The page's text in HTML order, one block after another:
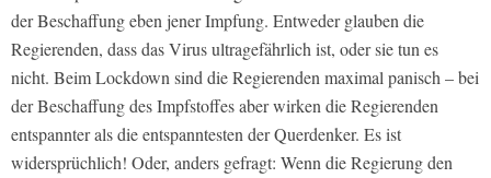
der Beschaffung eben jener Impfung. Entweder glauben die
Regierenden, dass das Virus ultragefährlich ist, oder sie tun es
nicht. Beim Lockdown sind die Regierenden maximal panisch – bei
der Beschaffung des Impfstoffes aber wirken die Regierenden
entspannter als die entspanntesten der Querdenker. Es ist
widersprüchlich! Oder, anders gefragt: Wenn die Regierung den